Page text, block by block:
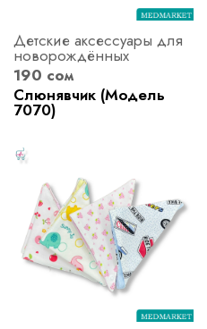
Детские аксессуары для
новорождённых
190 сом
Слюнявчик (Модель
7070)